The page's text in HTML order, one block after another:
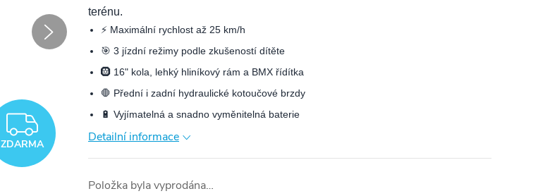
ZDARMA
ZDARMA
terénu.
⚡ Maximální rychlost až 25 km/h
🎯 3 jízdní režimy podle zkušeností dítěte
🛞 16" kola, lehký hliníkový rám a BMX řídítka
🛑 Přední i zadní hydraulické kotoučové brzdy
🔋 Vyjímatelná a snadno vyměnitelná baterie
Detailní informace
Položka byla vyprodána…